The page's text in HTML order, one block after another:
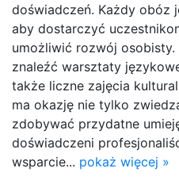
doświadczeń. Każdy obóz
aby dostarczyć
umożliwić rozwój osobisty.
znaleźć warsztaty
także liczne zajęcia
ma okazję nie tylko
zdobywać przydatne
doświadczeni
wsparcie... pokaż więcej »